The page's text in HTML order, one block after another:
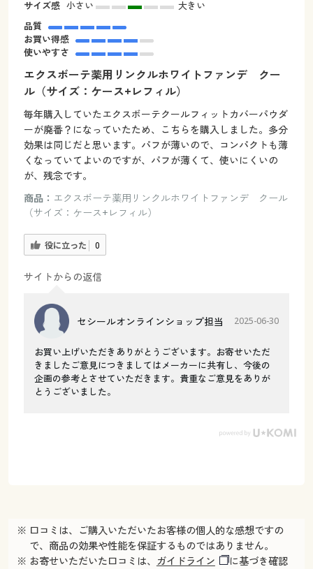
サイズ感 小さい
大きい
品質
お買い得感
使いやすさ
エクスボーテ薬用リンクルホワイトファンデ クー
ル（サイズ：ケース+レフィル）
毎年購入していたエクスボーテクールフィットカバーパウダ
ーが廃番？になっていたため、こちらを購入しました。多分
効果は同じだと思います。パフが薄いので、コンパクトも薄
くなっていてよいのですが、パフが薄くて、使いにくいの
が、残念です。
商品： エクスボーテ薬用リンクルホワイトファンデ クール
（サイズ：ケース+レフィル）
役に立った 0
サイトからの返信
セシールオンラインショップ担当 2025-06-30
お買い上げいただきありがとうございます。お寄せいただ
きましたご意見につきましてはメーカーに共有し、今後の
企画の参考とさせていただきます。貴重なご意見をありが
とうございました。
※ 口コミは、ご購入いただいたお客様の個人的な感想ですの
で、商品の効果や性能を保証するものではありません。
※ お寄せいただいた口コミは、 ガイドライン
に基づき確認